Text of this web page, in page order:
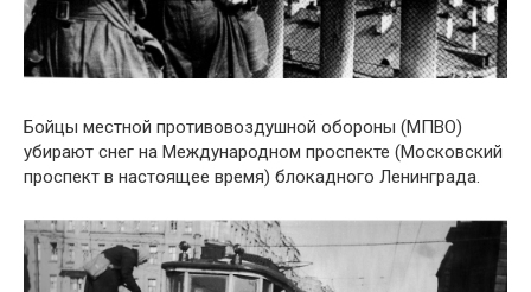
Бойцы местной противовоздушной обороны (МПВО)
убирают снег на Международном проспекте (Московский
проспект в настоящее время) блокадного Ленинграда.